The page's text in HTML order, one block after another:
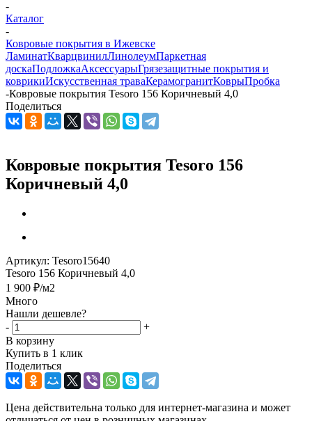
-
Каталог
-
Ковровые покрытия в Ижевске
ЛаминатКварцвинилЛинолеумПаркетная
доскаПодложкаАксессуарыГрязезащитные покрытия и
коврикиИскусственная траваКерамогранитКоврыПробка
-Ковровые покрытия Tesoro 156 Коричневый 4,0
Поделиться
Ковровые покрытия Tesoro 156
Коричневый 4,0
Артикул: Tesoro15640
Tesoro 156 Коричневый 4,0
1 900 ₽/м2
Много
Нашли дешевле?
-
+
В корзину
Купить в 1 клик
Поделиться
Цена действительна только для интернет-магазина и может